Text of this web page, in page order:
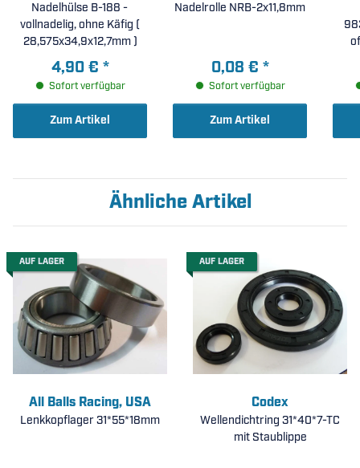
Nadelhülse B-188 -
vollnadelig, ohne Käfig (
28,575x34,9x12,7mm )
4,90 € *
Sofort verfügbar
Zum Artikel
Nadelrolle NRB-2x11,8mm
0,08 € *
Sofort verfügbar
Zum Artikel
Ähnliche Artikel
AUF LAGER
All Balls Racing, USA
Lenkkopflager 31*55*18mm
AUF LAGER
Codex
Wellendichtring 31*40*7-TC
mit Staublippe